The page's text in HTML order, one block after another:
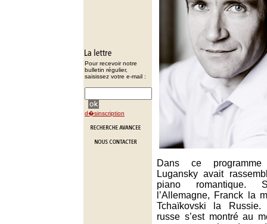
Pour recevoir notre
bulletin régulier,
saisissez votre e-mail :
d�sinscription
Dans ce
Lugansky avait
piano romantique.
l’Allemagne, Franck la
Tchaïkovski la
russe s’est montré au